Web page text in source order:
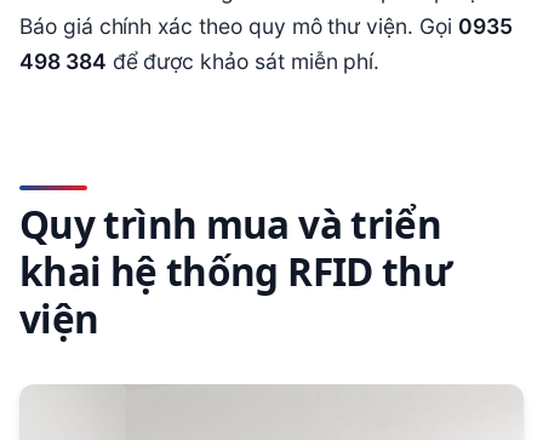
Báo giá chính xác theo quy mô thư viện. Gọi 0935
498 384 để được khảo sát miễn phí.
Quy trình mua và triển
khai hệ thống RFID thư
viện